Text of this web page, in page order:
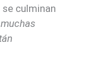
culminan